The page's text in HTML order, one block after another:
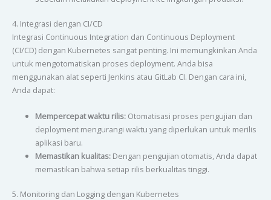
4. Integrasi dengan CI/CD
Integrasi Continuous Integration dan Continuous Deployment
(CI/CD) dengan Kubernetes sangat penting. Ini memungkinkan Anda
untuk mengotomatiskan proses deployment. Anda bisa
menggunakan alat seperti Jenkins atau GitLab CI. Dengan cara ini,
Anda dapat:
Mempercepat waktu rilis:Otomatisasi proses pengujian dan
deployment mengurangi waktu yang diperlukan untuk merilis
aplikasi baru.
Memastikan kualitas:Dengan pengujian otomatis, Anda dapat
memastikan bahwa setiap rilis berkualitas tinggi.
5. Monitoring dan Logging dengan Kubernetes